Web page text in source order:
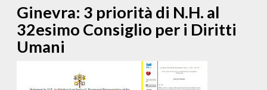
Ginevra: 3 priorità di N.H. al
32esimo Consiglio per i Diritti
Umani